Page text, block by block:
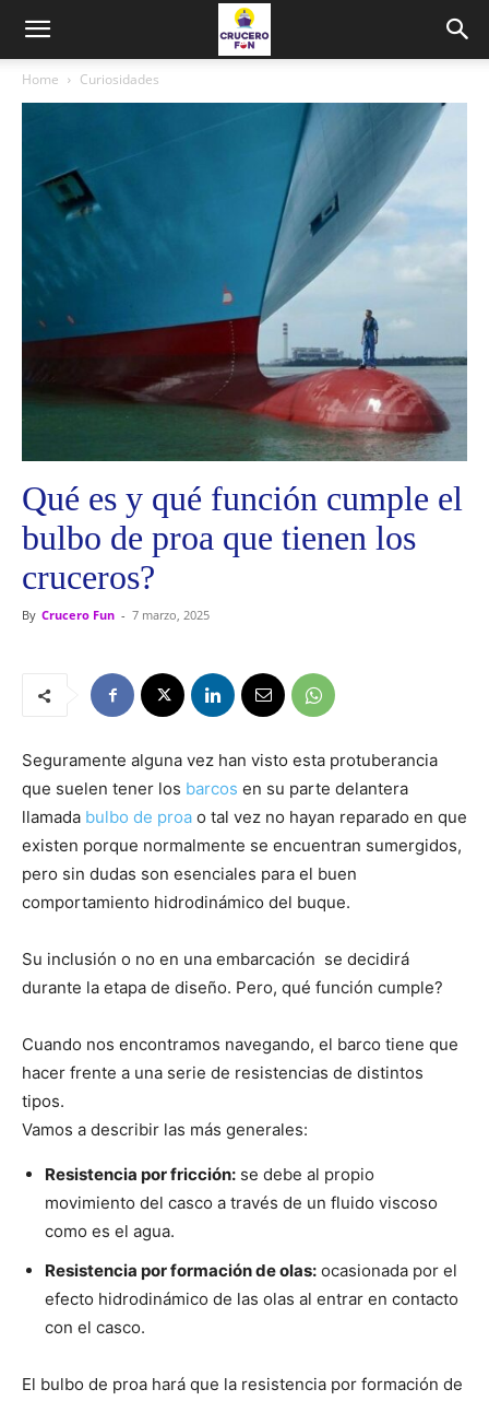
Home Curiosidades
Qué es y qué función cumple el
bulbo de proa que tienen los
cruceros?
By Crucero Fun - 7 marzo, 2025
Seguramente alguna vez han visto esta protuberancia
que suelen tener los barcos en su parte delantera
llamada bulbo de proa o tal vez no hayan reparado en que
existen porque normalmente se encuentran sumergidos,
pero sin dudas son esenciales para el buen
comportamiento hidrodinámico del buque.
Su inclusión o no en una embarcación se decidirá
durante la etapa de diseño. Pero, qué función cumple?
Cuando nos encontramos navegando, el barco tiene que
hacer frente a una serie de resistencias de distintos
tipos.
Vamos a describir las más generales:
Resistencia por fricción: se debe al propio
movimiento del casco a través de un fluido viscoso
como es el agua.
Resistencia por formación de olas: ocasionada por el
efecto hidrodinámico de las olas al entrar en contacto
con el casco.
El bulbo de proa hará que la resistencia por formación de